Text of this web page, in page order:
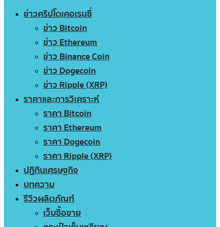
ข่าวคริปโตเคอเรนซี่
ข่าว Bitcoin
ข่าว Ethereum
ข่าว Binance Coin
ข่าว Dogecoin
ข่าว Ripple (XRP)
ราคาและการวิเคราะห์
ราคา Bitcoin
ราคา Ethereum
ราคา Dogecoin
ราคา Ripple (XRP)
ปฏิทินเศรษฐกิจ
บทความ
รีวิวผลิตภัณฑ์
เว็บซื้อขาย